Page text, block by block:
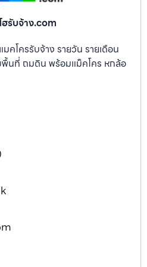
รับจ้าง.com
คโครรับจ้าง รายวัน รายเดือน
นที่ ถมดิน พร้อมแม็คโคร หกล้อ